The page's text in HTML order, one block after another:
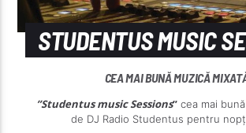
STUDENTUS MUSIC
CEA MAI BUNĂ MUZICĂ
”Studentus music Sessions” cea mai
de DJ Radio Studentus pentru